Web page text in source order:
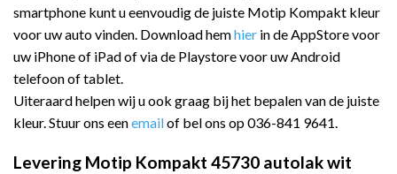
smartphone kunt u eenvoudig de juiste Motip Kompakt kleur
voor uw auto vinden. Download hemhier in de AppStore voor
uw iPhone of iPad of via de Playstore voor uw Android
telefoon of tablet.
Uiteraard helpen wij u ook graag bij het bepalen van de juiste
kleur. Stuur ons eenemailof bel ons op 036-841 9641.
Levering Motip Kompakt 45730 autolak wit